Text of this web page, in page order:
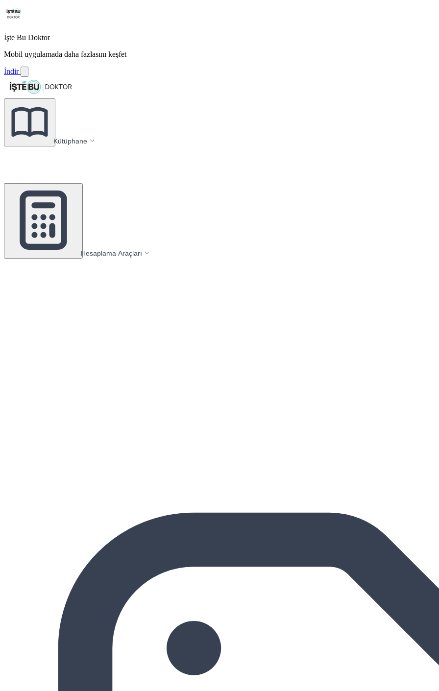
İşte Bu Doktor
Mobil uygulamada daha fazlasını keşfet
İndir
Kütüphane
Hesaplama Araçları